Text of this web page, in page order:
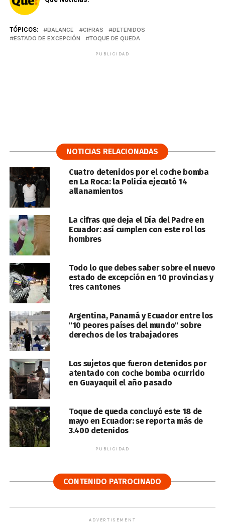
TÓPICOS: BALANCE CIFRAS
DETENIDOS
ESTADO DE EXCEPCIÓN
TOQUE DE QUEDA
PUBLICIDAD
NOTICIAS RELACIONADAS
Cuatro detenidos por el coche bomba
en La Roca: la Policía ejecutó 14
allanamientos
La cifras que deja el Día del Padre en
Ecuador: así cumplen con este rol los
hombres
Todo lo que debes saber sobre el nuevo
estado de excepción en 10 provincias y
tres cantones
Argentina, Panamá y Ecuador entre los
"10 peores países del mundo" sobre
derechos de los trabajadores
Los sujetos que fueron detenidos por
atentado con coche bomba ocurrido
en Guayaquil el año pasado
Toque de queda concluyó este 18 de
mayo en Ecuador: se reporta más de
3.400 detenidos
PUBLICIDAD
CONTENIDO PATROCINADO
ADVERTISEMENT